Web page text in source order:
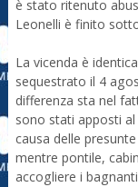
è stato ritenuto
Leonelli è finito
La vicenda è
sequestrato il 4
differenza sta nel
sono stati apposti
causa delle
mentre pontile,
accogliere i